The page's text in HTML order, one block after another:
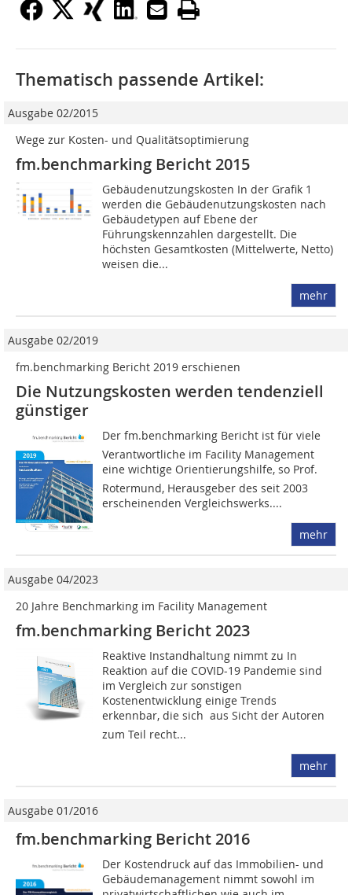
Thematisch passende Artikel:
Ausgabe 02/2015
Wege zur Kosten- und Qualitätsoptimierung
fm.benchmarking Bericht 2015
Gebäudenutzungskosten In der Grafik 1
werden die Gebäude­nutzungskosten nach
Gebäudetypen auf Ebene der
Führungskennzahlen dargestellt. Die
höchsten Gesamtkosten (Mittelwerte, Netto)
weisen die...
mehr
Ausgabe 02/2019
fm.benchmarking Bericht 2019 erschienen
Die Nutzungskosten werden tendenziell
günstiger
Der fm.benchmarking Bericht ist für viele
Verantwortliche im Facility Management
eine wichtige Orientierungshilfe, so Prof.
Rotermund, Herausgeber des seit 2003
erscheinenden Vergleichswerks....
mehr
Ausgabe 04/2023
20 Jahre Benchmarking im Facility Management
fm.benchmarking Bericht 2023
Reaktive Instandhaltung nimmt zu In
Reaktion auf die COVID-19 Pandemie sind
im Vergleich zur sonstigen
Kostenentwicklung einige Trends
erkennbar, die sich  aus Sicht der Autoren
zum Teil recht...
mehr
Ausgabe 01/2016
fm.benchmarking Bericht 2016
Der Kostendruck auf das Immobilien- und
Gebäudemanagement nimmt sowohl im